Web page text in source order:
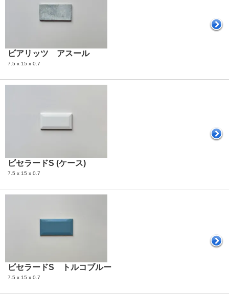
ビアリッツ アスール
7.5 x 15 x 0.7
ビセラードS (ケース)
7.5 x 15 x 0.7
ビセラードS トルコブルー
7.5 x 15 x 0.7